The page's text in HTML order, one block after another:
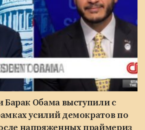
Барак Обама выступили с
усилий демократов по